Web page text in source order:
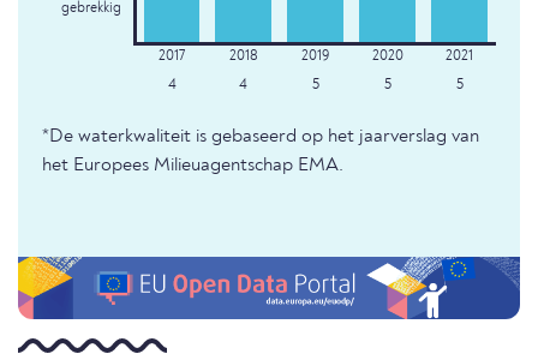
gebrekkig
4 4 5 5 5
*De waterkwaliteit is gebaseerd op het jaarverslag van
het Europees Milieuagentschap EMA.